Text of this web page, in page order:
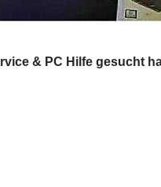
& PC Hilfe gesucht